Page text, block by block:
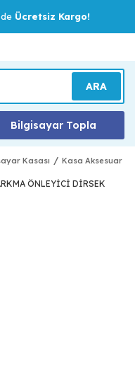
Ücretsiz Kargo!
ARA
Bilgisayar Topla
Kasası Kasa Aksesuar